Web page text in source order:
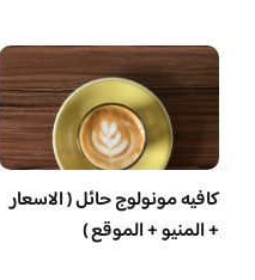
كافيه مونولوج حائل ( الاسعار
+ المنيو + الموقع )